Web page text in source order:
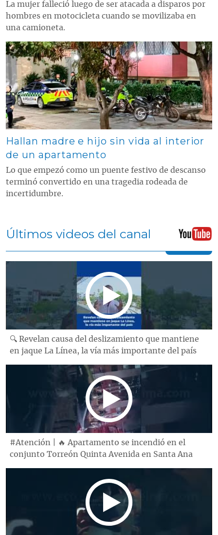
La mujer falleció luego de ser atacada a disparos por
hombres en motocicleta cuando se movilizaba en
una camioneta.
Contenido multimedia principal
Hallan madre e hijo sin vida al interior
de un apartamento
Lo que empezó como un puente festivo de descanso
terminó convertido en una tragedia rodeada de
incertidumbre.
Últimos videos del canal
🔍 Revelan causa del deslizamiento que mantiene
en jaque La Línea, la vía más importante del país
#Atención | 🔥 Apartamento se incendió en el
conjunto Torreón Quinta Avenida en Santa Ana